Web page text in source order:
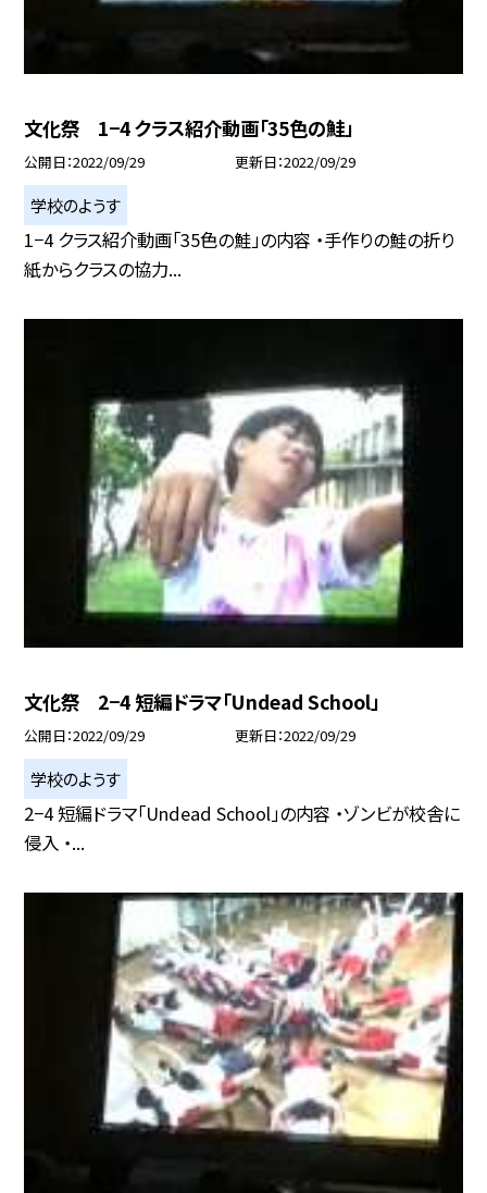
文化祭 1−4 クラス紹介動画「35色の鮭」
公開日 2022/09/29 更新日 2022/09/29
学校のようす
1−4 クラス紹介動画「35色の鮭」の内容 ・手作りの鮭の折り
紙からクラスの協力...
文化祭 2−4 短編ドラマ「Undead School」
公開日 2022/09/29 更新日 2022/09/29
学校のようす
2−4 短編ドラマ「Undead School」の内容 ・ゾンビが校舎に
侵入 ・...